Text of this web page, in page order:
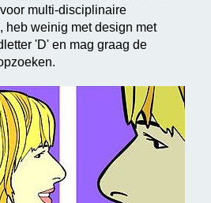
multi-disciplinaire
heb weinig met design met
'D' en mag graag de